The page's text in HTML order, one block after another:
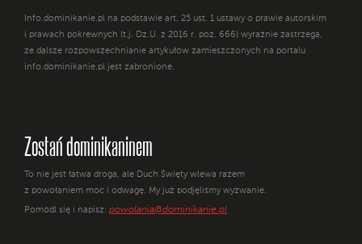
Info.dominikanie.pl na podstawie art. 25 ust. 1 ustawy o prawie autorskim
i prawach pokrewnych (t.j. Dz.U. z 2016 r. poz. 666) wyraźnie zastrzega,
że dalsze rozpowszechnianie artykułów zamieszczonych na portalu
info.dominikanie.pl jest zabronione.
Zostań dominikaninem
To nie jest łatwa droga, ale Duch Święty wlewa razem
z powołaniem moc i odwagę. My już podjęliśmy wyzwanie.
Pomódl się i napisz: powolania@dominikanie.pl